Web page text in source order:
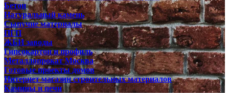
Бетон
Натуральный камень
Сыпучие материалы
ПГП
ЖБИ заводы
Гипсокартон и профиль
Металлопрокат Москва
Готовые проекты домов
Интернет магазин строительных материалов
Камины и печи